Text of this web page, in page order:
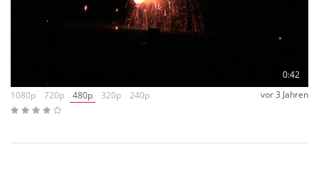
0:42
1080p
720p 480p 320p 240p vor 3 Jahren